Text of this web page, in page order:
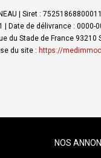
| Siret :
Date de délivrance : 0000-
du Stade de France 93210
du site : https://
NOS